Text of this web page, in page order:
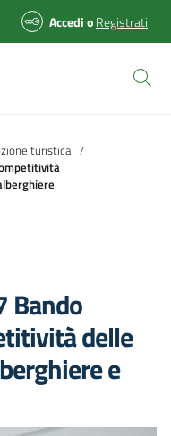
AccedioRegistrati
turistica /
Bando
delle
e